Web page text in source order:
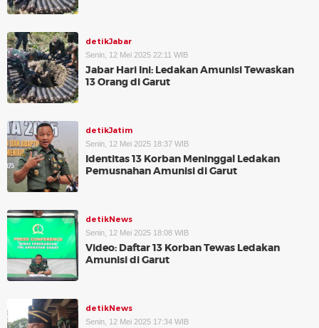
detikJabar
Senin, 12 Mei 2025 22:11 WIB
Jabar Hari Ini: Ledakan Amunisi Tewaskan
13 Orang di Garut
detikJatim
Senin, 12 Mei 2025 18:37 WIB
Identitas 13 Korban Meninggal Ledakan
Pemusnahan Amunisi di Garut
detikNews
Senin, 12 Mei 2025 18:08 WIB
Video: Daftar 13 Korban Tewas Ledakan
Amunisi di Garut
detikNews
Senin, 12 Mei 2025 17:34 WIB